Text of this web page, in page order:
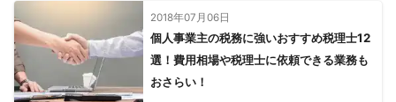
2018年07月06日
個人事業主の税務に強いおすすめ税理士12
選！費用相場や税理士に依頼できる業務も
おさらい！